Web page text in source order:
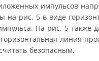
импульсов
на рис. 5 в виде
На рис. 5
линия
безопасным.